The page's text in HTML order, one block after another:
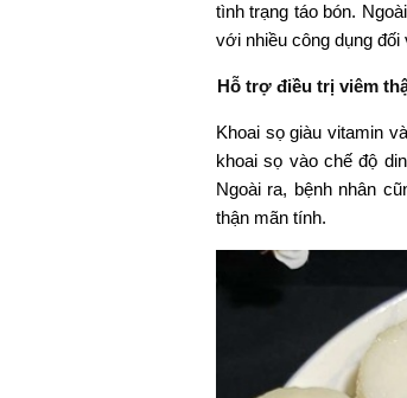
tình trạng táo bón.
với nhiều công dụng
Hỗ trợ điều trị viêm
Khoai sọ giàu vitamin
khoai sọ vào chế độ
Ngoài ra, bệnh nhân
thận mãn tính.